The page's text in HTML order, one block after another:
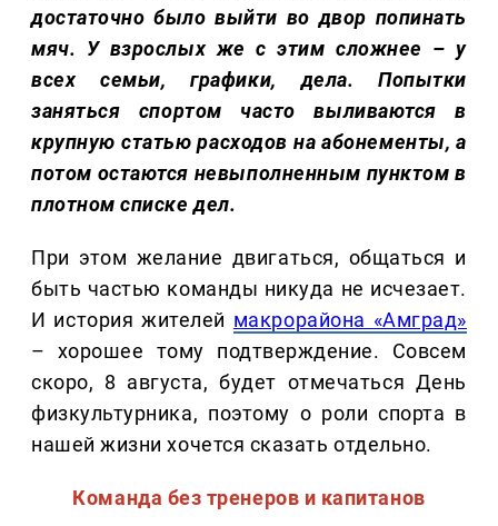
достаточно было выйти во двор попинать
мяч. У взрослых же с этим сложнее – у
всех семьи, графики, дела. Попытки
заняться спортом часто выливаются в
крупную статью расходов на абонементы, а
потом остаются невыполненным пунктом в
плотном списке дел.
При этом желание двигаться, общаться и
быть частью команды никуда не исчезает.
И история жителей макрорайона «Амград»
– хорошее тому подтверждение. Совсем
скоро, 8 августа, будет отмечаться День
физкультурника, поэтому о роли спорта в
нашей жизни хочется сказать отдельно.
Команда без тренеров и капитанов